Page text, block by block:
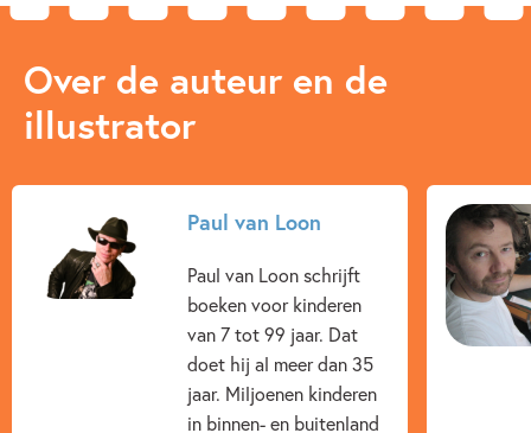
Over de auteur en de
illustrator
Paul van Loon
Paul van Loon schrijft
boeken voor kinderen
van 7 tot 99 jaar. Dat
doet hij al meer dan 35
jaar. Miljoenen kinderen
in binnen- en buitenland